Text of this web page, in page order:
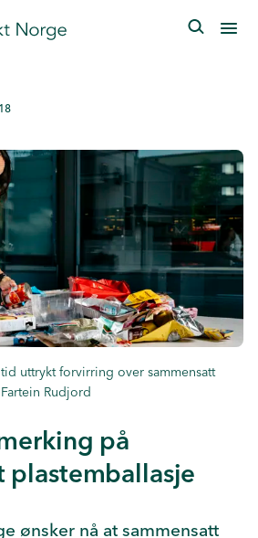
uttrykt forvirring over sammensatt
Rudjord
på
plastemballasje
ønsker nå at sammensatt